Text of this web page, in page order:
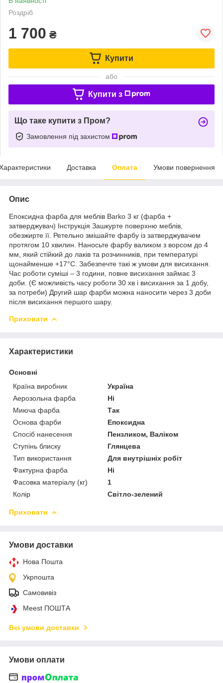
Роздріб
1 700 ₴
Купити
або
Купити з
Що таке купити з Пром?
Замовлення під захистом
Доставка Оплата Умови повернення
Опис
Епоксидна фарба для меблів Barko 3 кг (фарба +
затверджувач) Інструкція Зашкурте поверхню меблів,
обезжирте її. Ретельно змішайте фарбу із затверджувачем
протягом 10 хвилин. Наносьте фарбу валиком з ворсом до 4
мм, який стійкий до лаків та розчинників, при температурі
щонайменше +17°C. Забезпечте такі ж умови для висихання.
Час роботи суміші – 3 години, повне висихання займає 3
доби. (Є можливість часу роботи 30 хв і висихання за 1 добу,
за потреби) Другий шар фарби можна наносити через 3 доби
після висихання першого шару.
Приховати
Характеристики
Основні
Країна виробник
Україна
Аерозольна фарба
Ні
Миюча фарба
Так
Основа фарби
Епоксидна
Спосіб нанесення
Пензликом, Валіком
Ступінь блиску
Глянцева
Тип використання
Для внутрішніх робіт
Фактурна фарба
Ні
Фасовка матеріалу (кг)
1
Колір
Світло-зелений
Приховати
Умови доставки
Нова Пошта
Укрпошта
Самовивіз
Meest ПОШТА
Всі умови доставки
Умови оплати